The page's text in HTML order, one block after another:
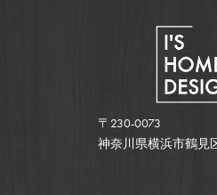
〒230-0073
神奈川県横浜市鶴見